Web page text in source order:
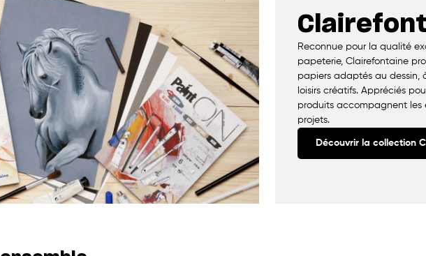
Reconnue pour la qualité
papeterie, Clairefontaine
papiers adaptés au dessin,
loisirs créatifs. Appréciés
produits accompagnent les
projets.
Découvrir la collection